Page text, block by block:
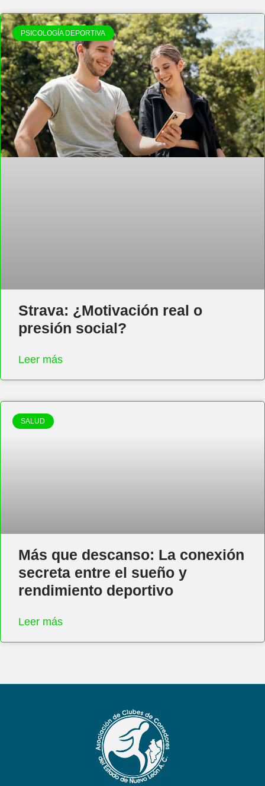
PSICOLOGÍA DEPORTIVA
Strava: ¿Motivación real o
presión social?
Leer más
SALUD
Más que descanso: La conexión
secreta entre el sueño y
rendimiento deportivo
Leer más